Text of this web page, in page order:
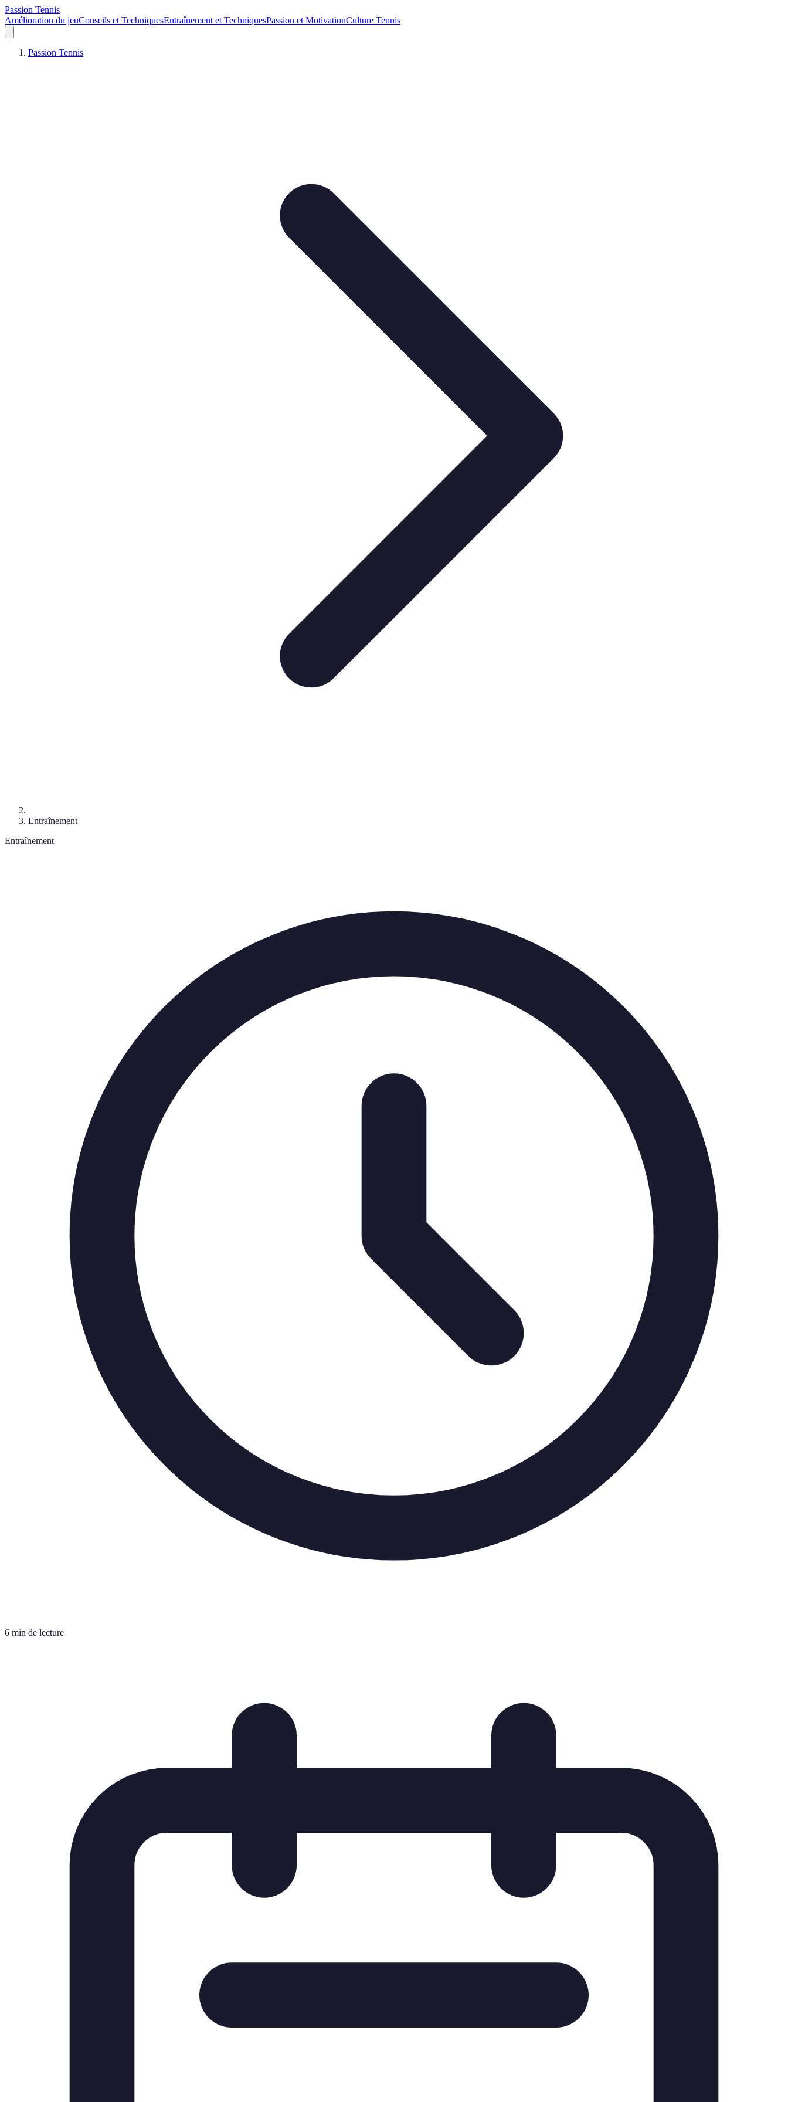
Passion Tennis
Amélioration du jeuConseils et TechniquesEntraînement et TechniquesPassion et MotivationCulture Tennis
Passion Tennis
Entraînement
Entraînement
6 min de lecture